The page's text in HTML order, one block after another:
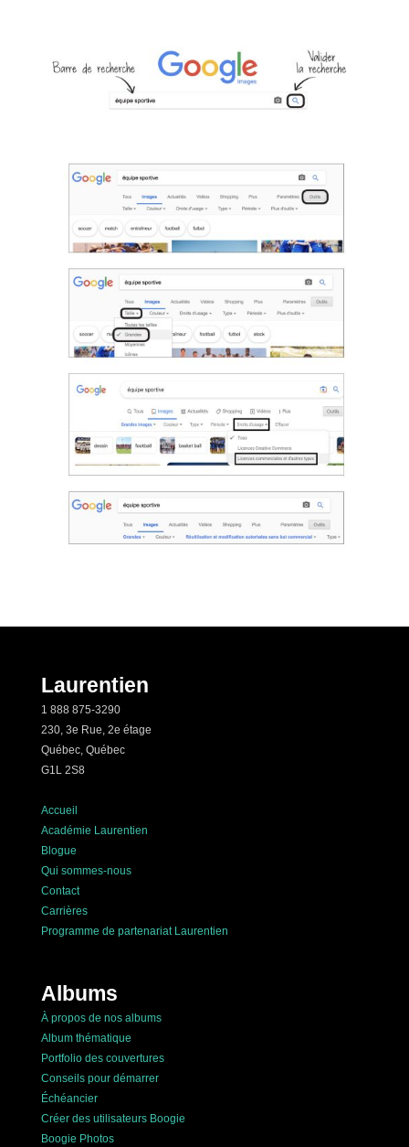
Laurentien
1 888 875-3290
230, 3e Rue, 2e étage
Québec, Québec
G1L 2S8
Accueil
Académie Laurentien
Blogue
Qui sommes-nous
Contact
Carrières
Programme de partenariat Laurentien
Albums
À propos de nos albums
Album thématique
Portfolio des couvertures
Conseils pour démarrer
Échéancier
Créer des utilisateurs Boogie
Boogie Photos